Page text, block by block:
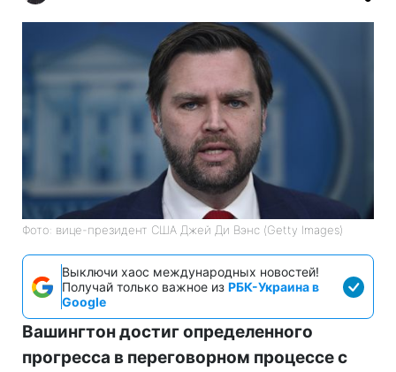
Фото: вице-президент США Джей Ди Вэнс (Getty Images)
Выключи хаос международных новостей!
Получай только важное из РБК-Украина в
Google
Вашингтон достиг определенного
прогресса в переговорном процессе с